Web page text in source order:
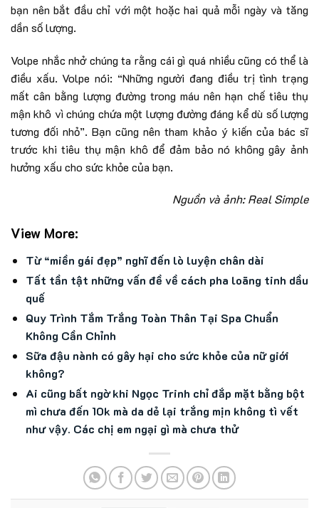
bạn nên bắt đầu chỉ với một hoặc hai quả mỗi ngày và tăng
dần số lượng.
Volpe nhắc nhở chúng ta rằng cái gì quá nhiều cũng có thể là
điều xấu. Volpe nói: “Những người đang điều trị tình trạng
mất cân bằng lượng đường trong máu nên hạn chế tiêu thụ
mận khô vì chúng chứa một lượng đường đáng kể dù số lượng
tương đối nhỏ”. Bạn cũng nên tham khảo ý kiến của bác sĩ
trước khi tiêu thụ mận khô để đảm bảo nó không gây ảnh
hưởng xấu cho sức khỏe của bạn.
Nguồn và ảnh: Real Simple
View More:
Từ “miền gái đẹp” nghĩ đến lò luyện chân dài
Tất tần tật những vấn đề về cách pha loãng tinh dầu
quế
Quy Trình Tắm Trắng Toàn Thân Tại Spa Chuẩn
Không Cần Chỉnh
Sữa đậu nành có gây hại cho sức khỏe của nữ giới
không?
Ai cũng bất ngờ khi Ngọc Trinh chỉ đắp mặt bằng bột
mì chưa đến 10k mà da dẻ lại trắng mịn không tì vết
như vậy. Các chị em ngại gì mà chưa thử